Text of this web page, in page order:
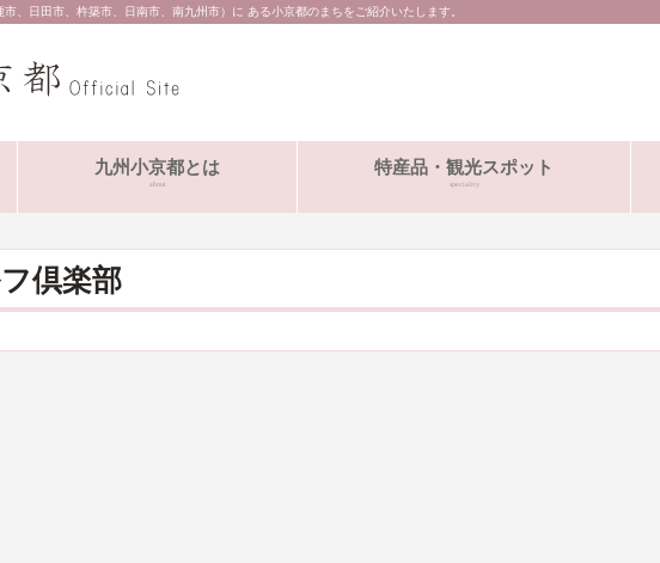
、日田市、杵築市、日南市、南九州市）に ある小京都のまちをご紹介いたします。
九州小京都とは
about
特産品・観光スポット
speciality
倶楽部